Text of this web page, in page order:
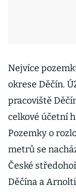
Nejvíce
okrese Děčín.
pracoviště
celkové účetní
Pozemky o
metrů se
České
Děčína a